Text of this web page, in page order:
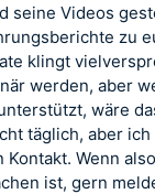
seine Videos
zu
klingt
werden, aber
wäre
täglich, aber
Wenn
ist, gern